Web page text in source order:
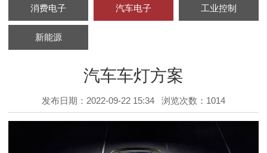
消费电子 汽车电子 工业控制
新能源
汽车车灯方案
发布日期：2022-09-22 15:34 浏览次数： 1014